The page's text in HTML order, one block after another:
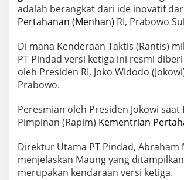
adalah berangkat dari ide inovatif
Pertahanan (Menhan) RI, Prabowo
Di mana Kenderaan Taktis (Rantis)
PT Pindad versi ketiga ini resmi
oleh Presiden RI, Joko Widodo
Prabowo.
Peresmian oleh Presiden Jokowi saat
Pimpinan (Rapim) Kementrian
Direktur Utama PT Pindad, Abraham
menjelaskan Maung yang
merupakan kendaraan versi ketiga.